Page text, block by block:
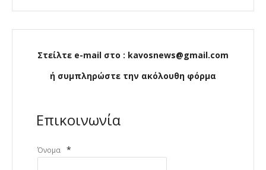
Στείλτε e-mail στο : kavosnews@gmail.com
ή συμπληρώστε την ακόλουθη φόρμα
Επικοινωνία
Όνομα *